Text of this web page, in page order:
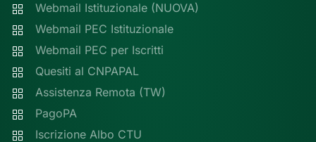
Webmail Istituzionale (NUOVA)
Webmail PEC Istituzionale
Webmail PEC per Iscritti
Quesiti al CNPAPAL
Assistenza Remota (TW)
PagoPA
Iscrizione Albo CTU